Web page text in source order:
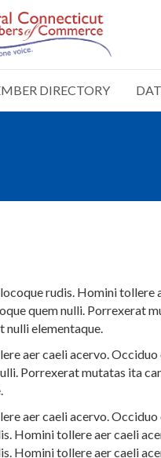
DIRECTORY
rudis. Homini tollere
quem nulli. Porrexerat
nulli elementaque.
aer caeli acervo.
Porrexerat mutatas ita
aer caeli acervo.
Homini tollere aer caeli
Homini tollere aer caeli